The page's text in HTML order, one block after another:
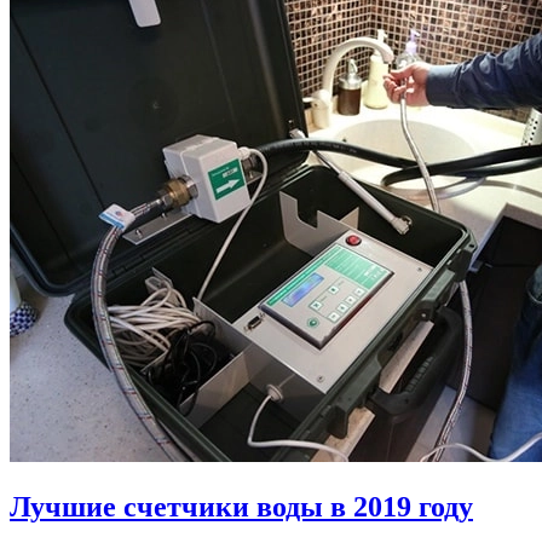
Лучшие счетчики воды в 2019 году